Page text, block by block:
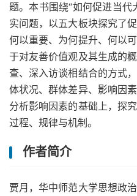
题。本书围绕“如何促进当
实问题，以五大板块探究了
何以重要、为何提升、何以
于对友善价值观及其生成的
查、深入访谈相结合的方式
体状况、群体差异、影响因
分析影响因素的基础上，探
过程、规律与机制。
作者简介
贾月，华中师范大学思想政